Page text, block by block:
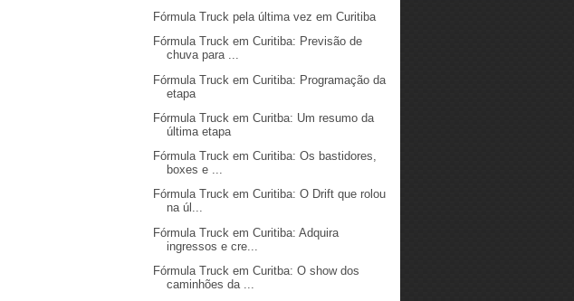
Fórmula Truck pela última vez em Curitiba
Fórmula Truck em Curitiba: Previsão de
chuva para ...
Fórmula Truck em Curitiba: Programação da
etapa
Fórmula Truck em Curitba: Um resumo da
última etapa
Fórmula Truck em Curitiba: Os bastidores,
boxes e ...
Fórmula Truck em Curitiba: O Drift que rolou
na úl...
Fórmula Truck em Curitiba: Adquira
ingressos e cre...
Fórmula Truck em Curitba: O show dos
caminhões da ...